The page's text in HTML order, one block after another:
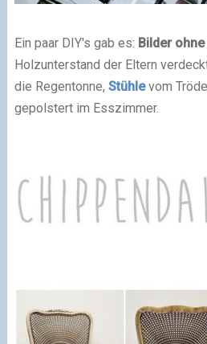
Ein paar DIY's gab es: Bilder
Holzunterstand der Eltern
die Regentonne, Stühlevom
gepolstert im Esszimmer.